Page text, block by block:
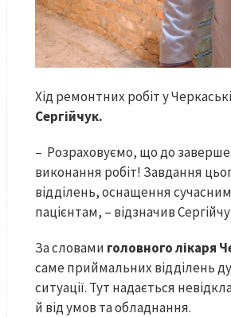
Хід ремонтних робіт у
Сергійчук.
– Розраховуємо, що до
виконання робіт! Завдання
відділень, оснащення
пацієнтам, – відзначив
За словами головного лікаря
саме приймальних відділень
ситуації. Тут надається
й від умов та обладнання.